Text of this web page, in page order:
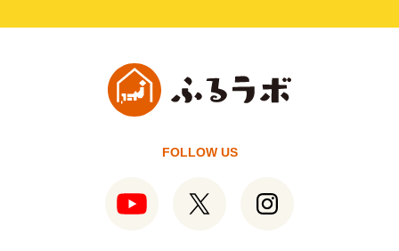
FOLLOW US